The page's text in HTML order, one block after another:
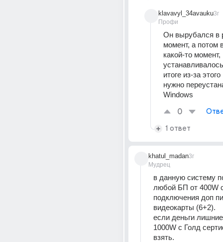
klavavyl_34avauku
Профи
3г
Он вырубался в
момент, а потом
какой-то момент,
итоге из-за
нужно
Windows
0
1 ответ
khatul_madan
Мудрец
3г
в данную систему
любой БП от 400W
подключения доп
видеокарты (6+2).
если деньги
1000W с Голд
взять.